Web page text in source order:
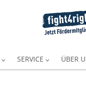
SERVICE ÜBER